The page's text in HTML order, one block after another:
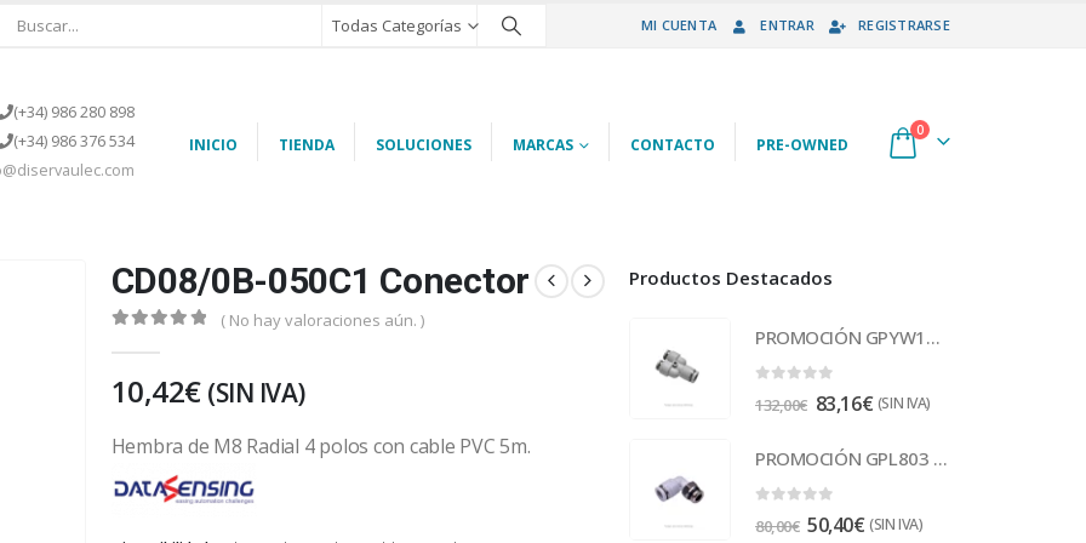
Todas Categorías MI CUENTA ENTRAR REGISTRARSE
(+34) 986 280 898
(+34) 986 376 534
INICIO TIENDA SOLUCIONES MARCAS CONTACTO PRE-OWNED
0
CD08/0B-050C1 Conector
( No hay valoraciones aún. )
10,42€ (SIN IVA)
Hembra de M8 Radial 4 polos con cable PVC 5m.
Productos Destacados
PROMOCIÓN GPYW12-10 Racor
132,00€ 83,16€ (SIN IVA)
PROMOCIÓN GPL803 Racor
80,00€ 50,40€ (SIN IVA)